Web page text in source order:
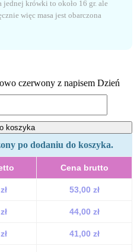
jednej krówki to około 16 gr. ale
więc masa jest obarczona
czerwony z napisem Dzień
koszyka
po dodaniu do koszyka.
Cena brutto
53,00 zł
44,00 zł
41,00 zł